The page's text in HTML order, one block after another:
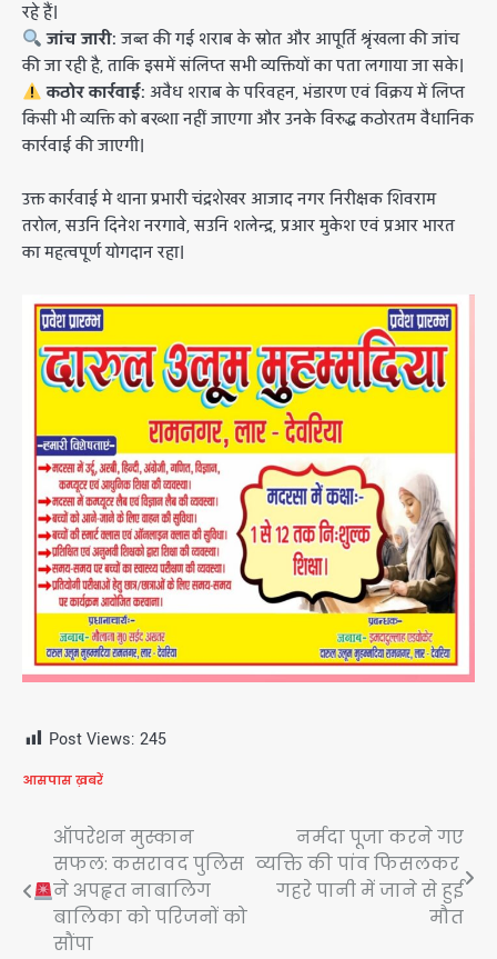
रहे हैं।
जांच जारी:जब्त की गई शराब के स्रोत और आपूर्ति श्रृंखला की जांच
की जा रही है, ताकि इसमें संलिप्त सभी व्यक्तियों का पता लगाया जा सके।
कठोर कार्रवाई: अवैध शराब के परिवहन, भंडारण एवं विक्रय में लिप्त
किसी भी व्यक्ति को बख्शा नहीं जाएगा और उनके विरुद्ध कठोरतम वैधानिक
कार्रवाई की जाएगी।
उक्त कार्रवाई मे थाना प्रभारी चंद्रशेखर आजाद नगर निरीक्षक शिवराम
तरोल, सउनि दिनेश नरगावे, सउनि शलेन्द्र, प्रआर मुकेश एवं प्रआर भारत
का महत्वपूर्ण योगदान रहा।
Post Views: 245
आसपास ख़बरें
Post
navigation
ऑपरेशन मुस्कान
सफल: कसरावद पुलिस
ने अपहृत नाबालिग
बालिका को परिजनों को
सौंपा
नर्मदा पूजा करने गए
व्यक्ति की पांव फिसलकर
गहरे पानी में जाने से हुई
मौत